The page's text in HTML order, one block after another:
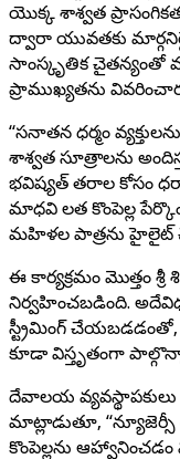
యొక్క శాశ్వత
ద్వారా యువతకు
సాంస్కృతిక చైతన్యంతో
ప్రాముఖ్యతను
“సనాతన ధర్మం
శాశ్వత సూత్రాలను
భవిష్యత్ తరాల కోసం
మాధవి లత కొంపెల్ల
మహిళల పాత్రను హైలైట్
ఈ కార్యక్రమం మొత్తం శ్రీ
నిర్వహించబడింది.
స్ట్రీమింగ్ చేయబడడంతో,
కూడా విస్తృతంగా
దేవాలయ వ్యవస్థాపకులు
మాట్లాడుతూ,
కొంపెల్లను